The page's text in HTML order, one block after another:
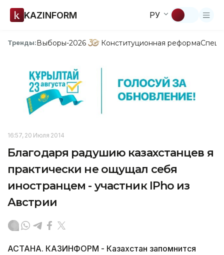
KAZINFORM РУ
Тренды:Выборы-2026 Конституционная реформа
16:57, 20 Июля 2014
Благодаря радушию казахстанцев я
практически не ощущал себя
иностранцем - участник IPho из
Австрии
АСТАНА. КАЗИНФОРМ - Казахстан запомнится